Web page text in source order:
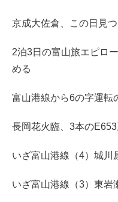
京成大佐倉、この日見
2泊3日の富山旅エピロ
める
富山港線から6の字運転
長岡花火臨、3本の
いざ富山港線（4）城川
いざ富山港線（3）東岩